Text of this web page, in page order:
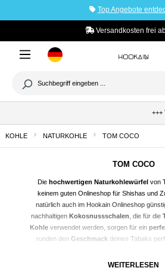
Top Angebote
Versandkosten frei
+++
KOHLE NATURKOHLE TOM COCO
TOM COCO
Die hochwertigen Naturkohlewürfel von
keinem guten Onlineshop für Shishas und
natürlich auch im Hookain Onlineshop
nachhaltigen Kokosnussschalen , die für die
Kohle verwendet werden, sorgen für ein
runden den Geschmack deines Tabaks
liefern sie dir bequem nach
WEITERLESEN